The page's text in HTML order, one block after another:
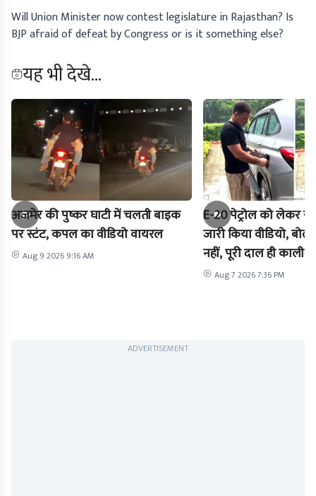
Will Union Minister now contest legislature in Rajasthan? Is
BJP afraid of defeat by Congress or is it something else?
यह भी देखे...
अजमेर की पुष्कर घाटी में चलती बाइक
पर स्टंट, कपल का वीडियो वायरल
Aug 9 2026 9:16 AM
E-20 पेट्रोल को लेकर
जारी किया वीडियो,
नहीं, पूरी दाल ही काली है
Aug 7 2026 7:36 PM
ADVERTISEMENT